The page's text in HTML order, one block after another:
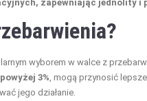
zapewniając jednolity i
wyborem w walce z
powyżej 3% , mogą przynosić
jego działanie.